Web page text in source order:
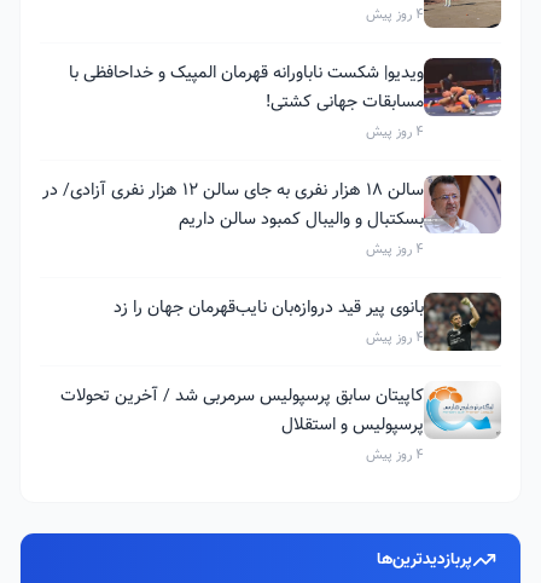
4 روز پیش
ویدیو| شکست ناباورانه قهرمان المپیک و خداحافظی با
مسابقات جهانی کشتی!
4 روز پیش
سالن ۱۸ هزار نفری به جای سالن ۱۲ هزار نفری آزادی/ در
بسکتبال و والیبال کمبود سالن داریم
4 روز پیش
بانوی پیر قید دروازه‌بان نایب‌قهرمان جهان را زد
4 روز پیش
کاپیتان سابق پرسپولیس سرمربی شد / آخرین تحولات
پرسپولیس و استقلال
4 روز پیش
پربازدیدترین‌ها